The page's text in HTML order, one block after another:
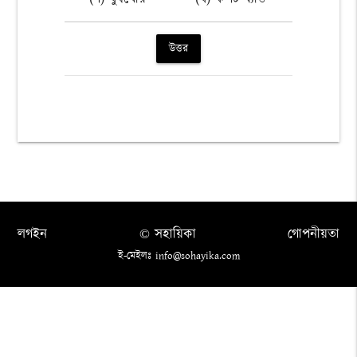
উত্তর
লগইন গোপনীয়তা
© সহায়িকা
ই-মেইলঃ info@sohayika.com